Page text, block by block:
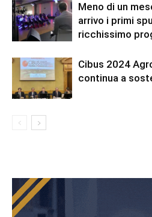
Meno di un
arrivo i primi
ricchissimo
Cibus 2024
continua a